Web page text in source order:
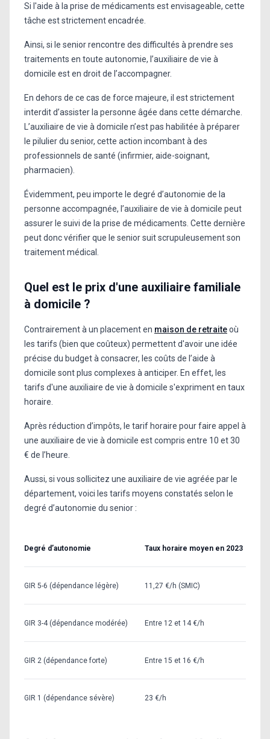
Si l'aide à la prise de médicaments est envisageable, cette
tâche est strictement encadrée.
Ainsi, si le senior rencontre des difficultés à prendre ses
traitements en toute autonomie, l’auxiliaire de vie à
domicile est en droit de l’accompagner.
En dehors de ce cas de force majeure, il est strictement
interdit d’assister la personne âgée dans cette démarche.
L’auxiliaire de vie à domicile n’est pas habilitée à préparer
le pilulier du senior, cette action incombant à des
professionnels de santé (infirmier, aide-soignant,
pharmacien).
Évidemment, peu importe le degré d’autonomie de la
personne accompagnée, l’auxiliaire de vie à domicile peut
assurer le suivi de la prise de médicaments. Cette dernière
peut donc vérifier que le senior suit scrupuleusement son
traitement médical.
Quel est le prix d'une auxiliaire familiale
à domicile ?
Contrairement à un placement en maison de retraiteoù
les tarifs (bien que coûteux) permettent d'avoir une idée
précise du budget à consacrer, les coûts de l’aide à
domicile sont plus complexes à anticiper. En effet, les
tarifs d'une auxiliaire de vie à domicile s'expriment en taux
horaire.
Après réduction d’impôts, le tarif horaire pour faire appel à
une auxiliaire de vie à domicile est compris entre 10 et 30
€ de l’heure.
Aussi, si vous sollicitez une auxiliaire de vie agréée par le
département, voici les tarifs moyens constatés selon le
degré d’autonomie du senior :
Degré d’autonomie Taux horaire moyen en 2023
GIR 5-6 (dépendance légère) 11,27 €/h (SMIC)
GIR 3-4 (dépendance modérée) Entre 12 et 14 €/h
GIR 2 (dépendance forte) Entre 15 et 16 €/h
GIR 1 (dépendance sévère) 23 €/h